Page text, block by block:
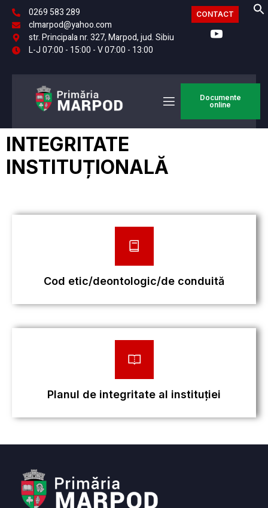
0269 583 289
clmarpod@yahoo.com
str. Principala nr. 327, Marpod, jud. Sibiu
L-J 07:00 - 15:00 - V 07:00 - 13:00
CONTACT
Documente
online
INTEGRITATE
INSTITUȚIONALĂ
Cod etic/deontologic/de conduită
Planul de integritate al instituției